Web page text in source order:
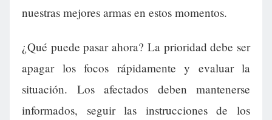
nuestras mejores armas en estos momentos.
¿Qué puede pasar ahora? La prioridad debe ser
apagar los focos rápidamente y evaluar la
situación. Los afectados deben mantenerse
informados, seguir las instrucciones de los